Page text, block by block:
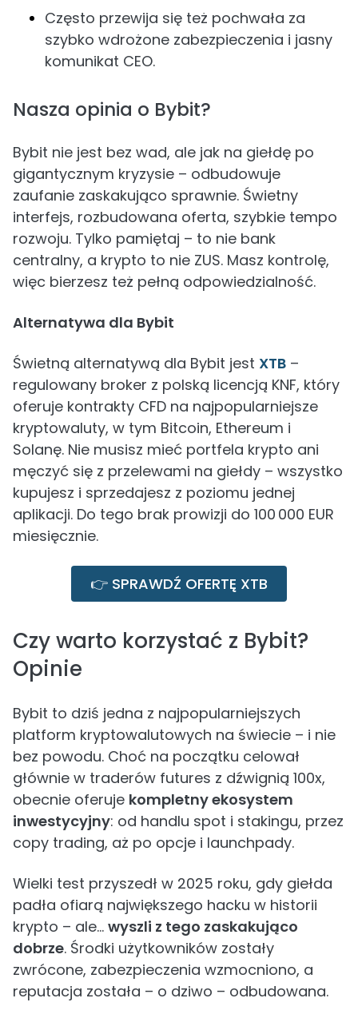
Często przewija się też pochwała za
szybko wdrożone zabezpieczenia i jasny
komunikat CEO.
Nasza opinia o Bybit?
Bybit nie jest bez wad, ale jak na giełdę po
gigantycznym kryzysie – odbudowuje
zaufanie zaskakująco sprawnie. Świetny
interfejs, rozbudowana oferta, szybkie tempo
rozwoju. Tylko pamiętaj – to nie bank
centralny, a krypto to nie ZUS. Masz kontrolę,
więc bierzesz też pełną odpowiedzialność.
Alternatywa dla Bybit
Świetną alternatywą dla Bybit jest XTB –
regulowany broker z polską licencją KNF, który
oferuje kontrakty CFD na najpopularniejsze
kryptowaluty, w tym Bitcoin, Ethereum i
Solanę. Nie musisz mieć portfela krypto ani
męczyć się z przelewami na giełdy – wszystko
kupujesz i sprzedajesz z poziomu jednej
aplikacji. Do tego brak prowizji do 100 000 EUR
miesięcznie.
👉 SPRAWDŹ OFERTĘ XTB
Czy warto korzystać z Bybit?
Opinie
Bybit to dziś jedna z najpopularniejszych
platform kryptowalutowych na świecie – i nie
bez powodu. Choć na początku celował
głównie w traderów futures z dźwignią 100x,
obecnie oferuje kompletny ekosystem
inwestycyjny: od handlu spot i stakingu, przez
copy trading, aż po opcje i launchpady.
Wielki test przyszedł w 2025 roku, gdy giełda
padła ofiarą największego hacku w historii
krypto – ale… wyszli z tego zaskakująco
dobrze. Środki użytkowników zostały
zwrócone, zabezpieczenia wzmocniono, a
reputacja została – o dziwo – odbudowana.